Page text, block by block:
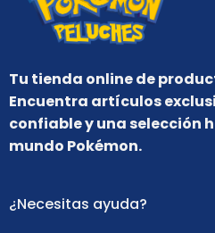
Tu tienda online de
Encuentra artículos
confiable y una selección
mundo Pokémon.
¿Necesitas ayuda?